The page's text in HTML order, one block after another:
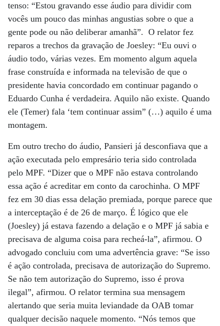
tenso: “Estou gravando esse áudio para dividir com
vocês um pouco das minhas angustias sobre o que a
gente pode ou não deliberar amanhã”. O relator fez
reparos a trechos da gravação de Joesley: “Eu ouvi o
áudio todo, várias vezes. Em momento algum aquela
frase construída e informada na televisão de que o
presidente havia concordado em continuar pagando o
Eduardo Cunha é verdadeira. Aquilo não existe. Quando
ele (Temer) fala ‘tem continuar assim” (…) aquilo é uma
montagem.
Em outro trecho do áudio, Pansieri já desconfiava que a
ação executada pelo empresário teria sido controlada
pelo MPF. “Dizer que o MPF não estava controlando
essa ação é acreditar em conto da carochinha. O MPF
fez em 30 dias essa delação premiada, porque parece que
a interceptação é de 26 de março. É lógico que ele
(Joesley) já estava fazendo a delação e o MPF já sabia e
precisava de alguma coisa para recheá-la”, afirmou. O
advogado concluiu com uma advertência grave: “Se isso
é ação controlada, precisava de autorização do Supremo.
Se não tem autorização do Supremo, isso é prova
ilegal”, afirmou. O relator termina sua mensagem
alertando que seria muita leviandade da OAB tomar
qualquer decisão naquele momento. “Nós temos que